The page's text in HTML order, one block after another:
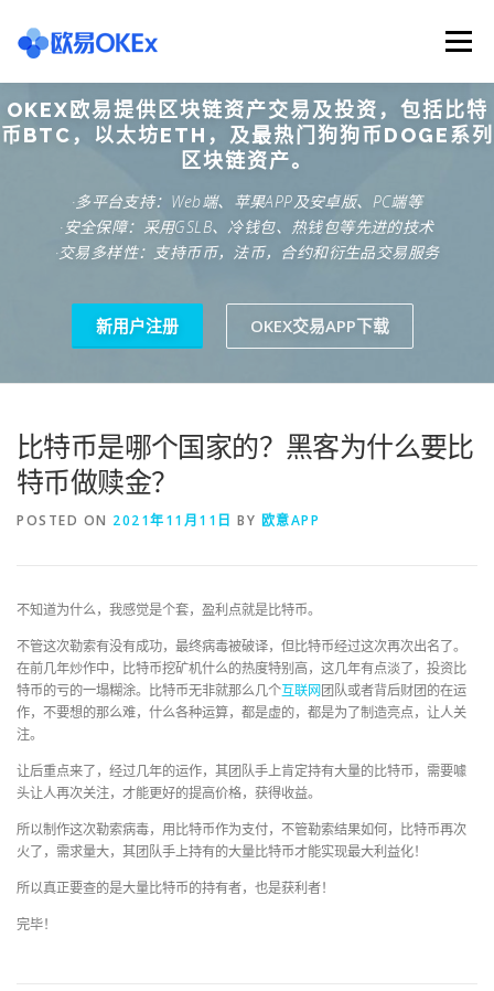
content
Menu
欧意交易所 关于欧意OKX 欧意APP下载
欧意注册网址 欧意交易下载 欧意团队
OKEX欧易提供区块链资产交易及投资，包括比特
币BTC，以太坊ETH，及最热门狗狗币DOGE系列
区块链资产。
·多平台支持：Web端、苹果APP及安卓版、PC端等
·安全保障：采用GSLB、冷钱包、热钱包等先进的技术
·交易多样性：支持币币，法币，合约和衍生品交易服务
新用户注册 OKEX交易APP下载
比特币是哪个国家的？黑客为什么要比
特币做赎金？
POSTED ON 2021年11月11日 BY 欧意APP
不知道为什么，我感觉是个套，盈利点就是比特币。
不管这次勒索有没有成功，最终病毒被破译，但比特币经过这次再次出名了。
在前几年炒作中，比特币挖矿机什么的热度特别高，这几年有点淡了，投资比
特币的亏的一塌糊涂。比特币无非就那么几个互联网团队或者背后财团的在运
作，不要想的那么难，什么各种运算，都是虚的，都是为了制造亮点，让人关
注。
让后重点来了，经过几年的运作，其团队手上肯定持有大量的比特币，需要噱
头让人再次关注，才能更好的提高价格，获得收益。
所以制作这次勒索病毒，用比特币作为支付，不管勒索结果如何，比特币再次
火了，需求量大，其团队手上持有的大量比特币才能实现最大利益化！
所以真正要查的是大量比特币的持有者，也是获利者！
完毕！